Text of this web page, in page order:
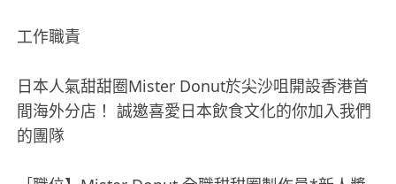
工作職責
日本人氣甜甜圈Mister Donut於尖沙咀開設香港首
間海外分店！ 誠邀喜愛日本飲食文化的你加入我們
的團隊